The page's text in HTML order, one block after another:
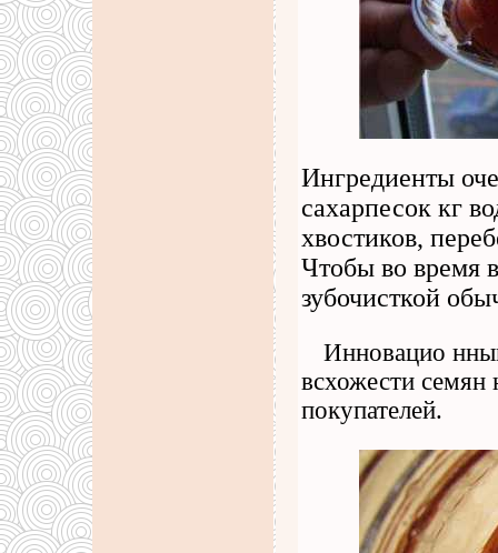
Ингредиенты
сахарпесок кг
хвостиков,
Чтобы во время
зубочисткой
Инновацио
всхожести семян
покупателей.